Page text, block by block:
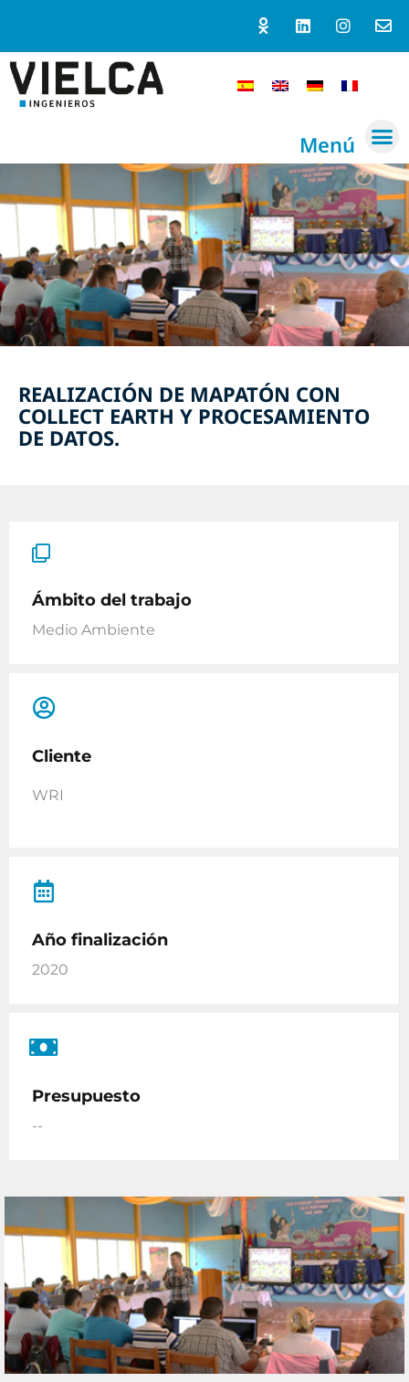
Menú
REALIZACIÓN DE MAPATÓN CON
COLLECT EARTH Y PROCESAMIENTO
DE DATOS.
Ámbito del trabajo
Medio Ambiente
Cliente
WRI
Año finalización
2020
Presupuesto
--